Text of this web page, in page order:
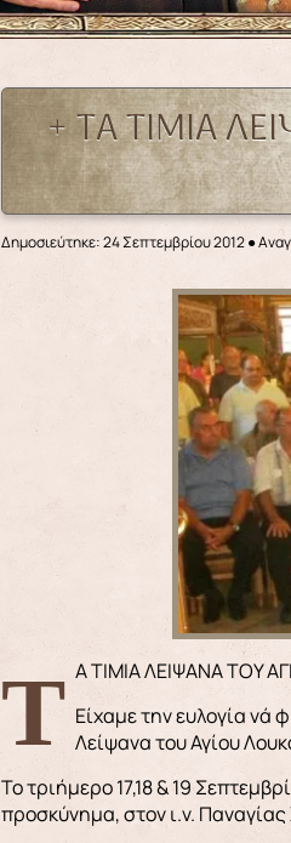
+ ΤΑ ΤΙΜΙΑ
Δημοσιεύτηκε: 24 Σεπτεμβρίου 2012●
ΤΑ ΤΙΜΙΑ ΛΕΙΨΑΝΑ
Είχαμε την ευλογία νά
Λείψανα του Αγίου
Το τριήμερο 17,18 & 19
προσκύνημα, στον ι.ν.